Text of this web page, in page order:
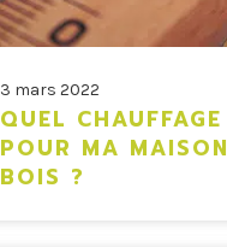
3 mars 2022
QUEL CHAUFFAGE
POUR MA MAISON
BOIS ?